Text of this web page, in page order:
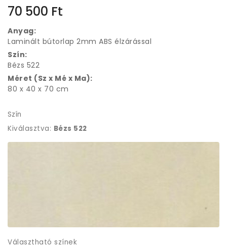
70 500 Ft
Anyag:
Laminált bútorlap 2mm ABS élzárással
Szín:
Bézs 522
Méret (Sz x Mé x Ma):
80 x 40 x 70 cm
Szín
Kiválasztva: Bézs 522
Választható színek